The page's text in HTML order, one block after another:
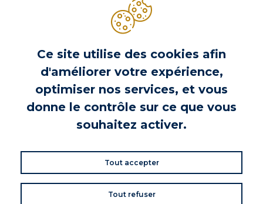
Ce site utilise des cookies afin
d'améliorer votre expérience,
optimiser nos services, et vous
donne le contrôle sur ce que vous
souhaitez activer.
Tout accepter
Tout refuser
Commentaires (0)
DE LA MÊME MARQUE